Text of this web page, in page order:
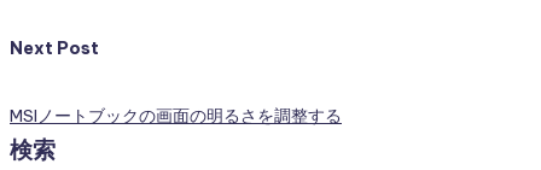
Next Post
MSIノートブックの画面の明るさを調整する
検索